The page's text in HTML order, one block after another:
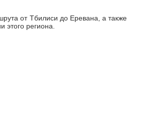
от Тбилиси до Еревана, а также
этого региона.